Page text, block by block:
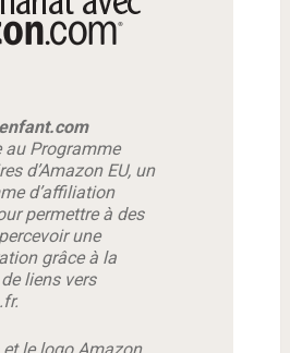
au Programme
d’Amazon EU, un
d’affiliation
permettre à des
une
grâce à la
liens vers